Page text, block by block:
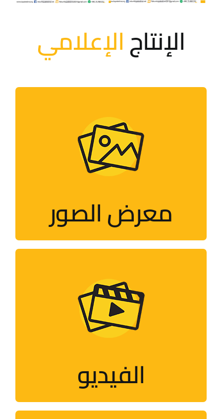
الإنتاجالإعلامي
معرض الصور
معرض الصور
صور للأنشطة التي تقيمها الحملة
وأعضاؤها حول العالم
زيارة الصفحة
الفيديو
الفيديو
فلاشات، أفلام قصيرة، وثائقيات، مقابلات..